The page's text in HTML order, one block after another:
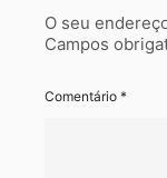
O seu
Campos
Comentário *